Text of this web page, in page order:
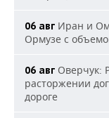
06 авг Иран и
Ормузе с
06 авг Оверчук:
расторжении
дороге